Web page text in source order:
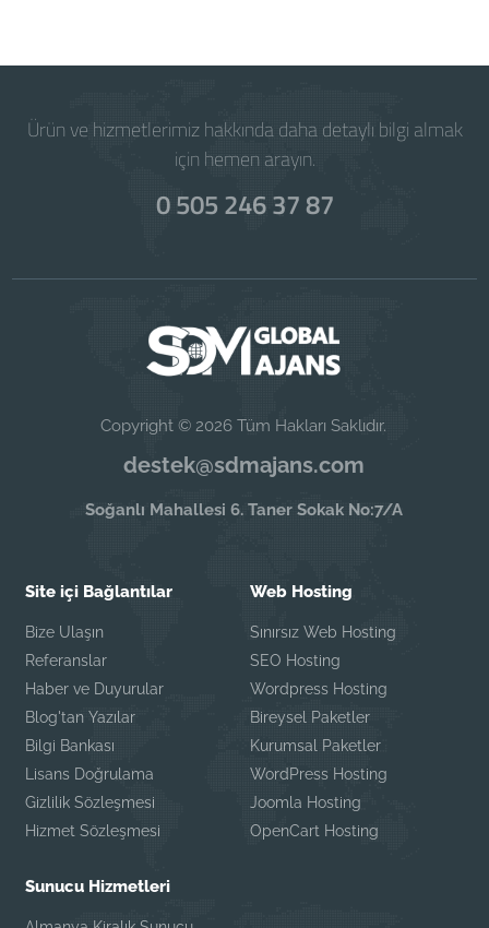
Ürün ve hizmetlerimiz hakkında daha detaylı bilgi almak
için hemen arayın.
0 505 246 37 87
Copyright © 2026 Tüm Hakları Saklıdır.
destek@sdmajans.com
Soğanlı Mahallesi 6. Taner Sokak No:7/A
Site içi Bağlantılar
Bize Ulaşın
Referanslar
Haber ve Duyurular
Blog'tan Yazılar
Bilgi Bankası
Lisans Doğrulama
Gizlilik Sözleşmesi
Hizmet Sözleşmesi
Web Hosting
Sınırsız Web Hosting
SEO Hosting
Wordpress Hosting
Bireysel Paketler
Kurumsal Paketler
WordPress Hosting
Joomla Hosting
OpenCart Hosting
Sunucu Hizmetleri